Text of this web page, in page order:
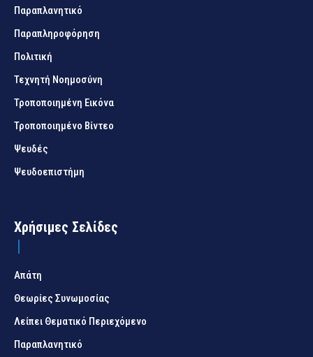
Παραπλανητικό
Παραπληροφόρηση
Πολιτική
Τεχνητή Νοημοσύνη
Τροποποιημένη Εικόνα
Τροποποιημένο Βίντεο
Ψευδές
Ψευδοεπιστήμη
Χρήσιμες Σελίδες
Απάτη
Θεωρίες Συνωμοσίας
Λείπει Θεματικό Περιεχόμενο
Παραπλανητικό